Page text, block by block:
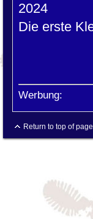
2024
Die erste
Werbung:
Return to top of page